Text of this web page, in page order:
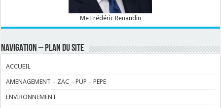
Me Frédéric Renaudin
NAVIGATION – PLAN DU SITE
ACCUEIL
AMENAGEMENT – ZAC – PUP – PEPE
ENVIRONNEMENT